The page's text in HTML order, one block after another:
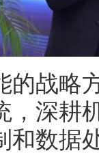
的战略
，深耕
和数据